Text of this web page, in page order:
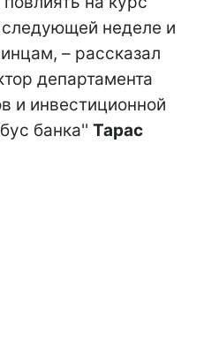
неделе и
– рассказал
департамента
и инвестиционной
банка'' Тарас